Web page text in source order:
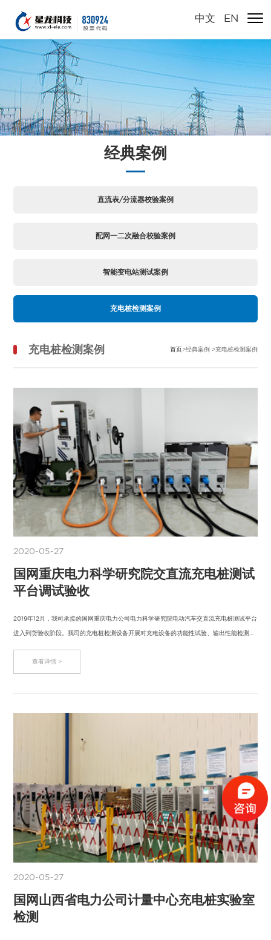
中文 EN
经典案例
直流表/分流器校验案例
配网一二次融合校验案例
智能变电站测试案例
充电桩检测案例
充电桩检测案例 首页>经典案例 >充电桩检测案例
2020-05-27
国网重庆电力科学研究院交直流充电桩测试
平台调试验收
2019年12月，我司承接的国网重庆电力公司电力科学研究院电动汽车交直流充电桩测试平台
进入到货验收阶段。我司的充电桩检测设备开展对充电设备的功能性试验、输出性能检测、
查看详情 >
2020-05-27
国网山西省电力公司计量中心充电桩实验室
检测